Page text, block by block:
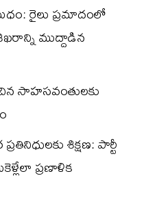
రైలు ప్రమాదంలో
ముద్దాడిన
సాహసవంతులకు
శిక్షణ: పార్టీ
ప్రణాళిక